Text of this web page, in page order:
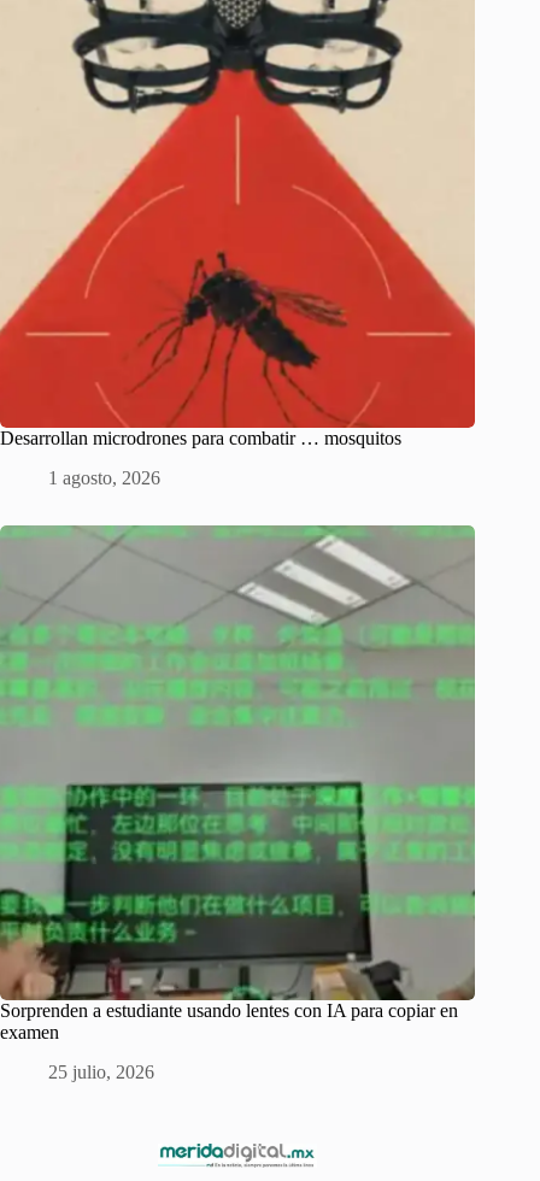
Desarrollan microdrones para combatir … mosquitos
1 agosto, 2026
Sorprenden a estudiante usando lentes con IA para copiar en
examen
25 julio, 2026